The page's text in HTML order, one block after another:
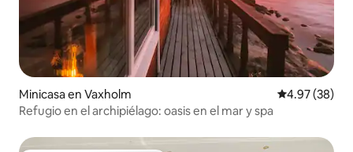
Minicasa en Vaxholm Calificación
4.97 (38)
Refugio en el archipiélago: oasis en el mar y spa